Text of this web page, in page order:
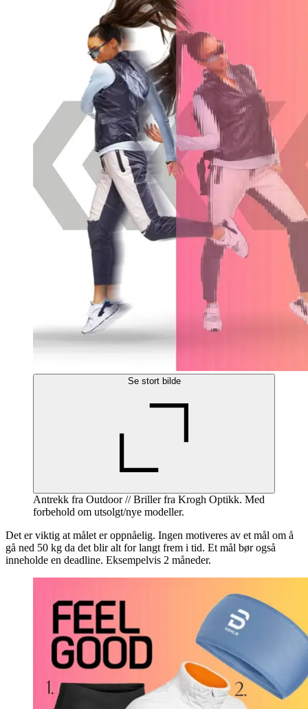
Se stort bilde
Antrekk fra Outdoor // Briller fra Krogh Optikk. Med
forbehold om utsolgt/nye modeller.
Det er viktig at målet er oppnåelig. Ingen motiveres av et mål om å
gå ned 50 kg da det blir alt for langt frem i tid. Et mål bør også
inneholde en deadline. Eksempelvis 2 måneder.